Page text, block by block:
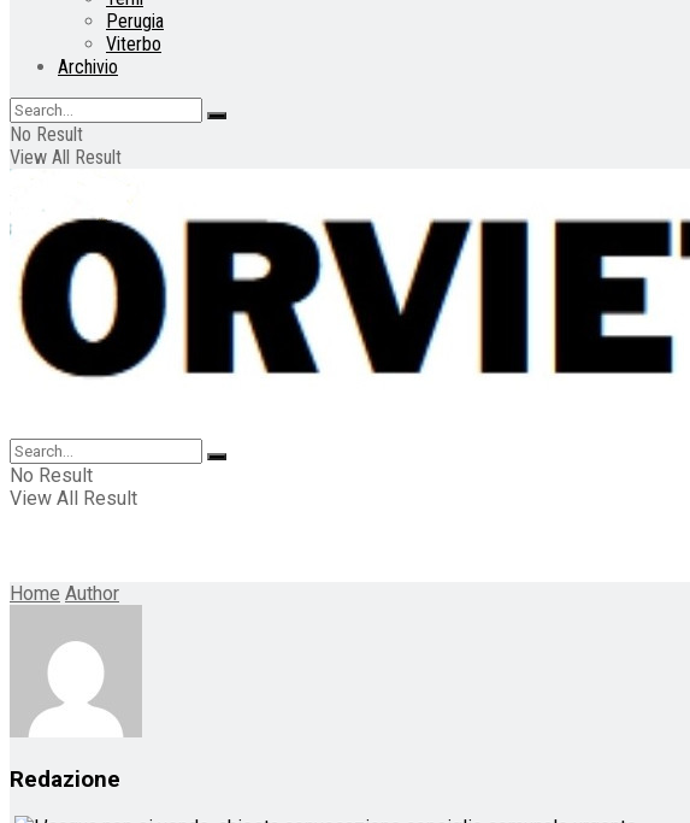
Perugia
Viterbo
Archivio
No Result
View All Result
No Result
View All Result
Home Author
Redazione